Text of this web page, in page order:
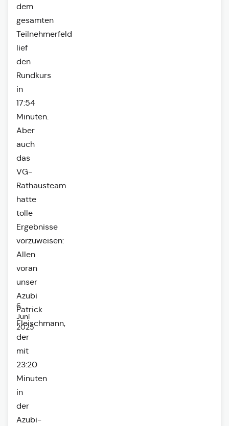
6.
Juni
2025
dem
gesamten
Teilnehmerfeld
lief
den
Rundkurs
in
17:54
Minuten.
Aber
auch
das
VG-
Rathausteam
hatte
tolle
Ergebnisse
vorzuweisen:
Allen
voran
unser
Azubi
Patrick
Fleischmann,
der
mit
23:20
Minuten
in
der
Azubi-